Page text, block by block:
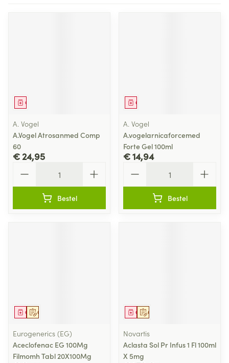
Geneesmiddel
A. Vogel
A.Vogel Atrosanmed Comp
60
€ 24,95
Bestel
Geneesmiddel
A. Vogel
A.vogelarnicaforcemed
Forte Gel 100ml
€ 14,94
Bestel
Op voorschrift
Geneesmiddel
Eurogenerics (EG)
Aceclofenac EG 100Mg
Filmomh Tabl 20X100Mg
Op voorschrift
Geneesmiddel
Novartis
Aclasta Sol Pr Infus 1 Fl 100ml
X 5mg